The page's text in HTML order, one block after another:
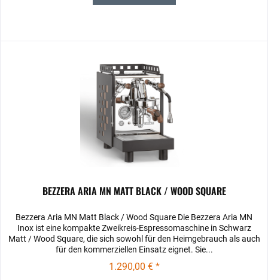
BEZZERA ARIA MN MATT BLACK / WOOD SQUARE
Bezzera Aria MN Matt Black / Wood Square Die Bezzera Aria MN
Inox ist eine kompakte Zweikreis-Espressomaschine in Schwarz
Matt / Wood Square, die sich sowohl für den Heimgebrauch als auch
für den kommerziellen Einsatz eignet. Sie...
1.290,00 € *